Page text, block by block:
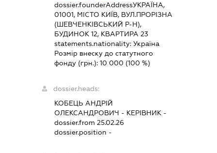
dossier.founderAddressУКРАЇНА,
01001, МІСТО КИЇВ, ВУЛ.ПРОРІЗНА
(ШЕВЧЕНКІВСЬКИЙ Р-Н),
БУДИНОК 12, КВАРТИРА 23
statements.nationality: Україна
Розмір внеску до статутного
фонду (грн.): 10 000 (100 %)
dossier.heads:
КОБЕЦЬ АНДРІЙ
ОЛЕКСАНДРОВИЧ - КЕРІВНИК-
dossier.from 25.02.26
dossier.position -